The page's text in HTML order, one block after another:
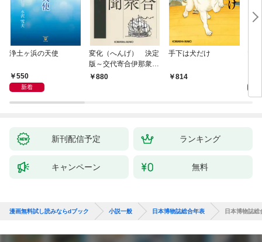
浄土ヶ浜の天使
550
新着
変化（へんげ） 決定
版～交代寄合伊那衆異
聞（1）～
880
手下は犬だけ
814
新刊配信予定 ランキング
キャンペーン 無料
漫画無料試し読みならdブック 小説一般 日本博物誌総合年表 日本博物誌総